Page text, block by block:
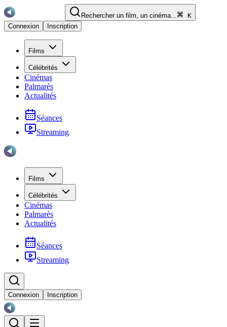
Rechercher un film, un cinéma...
K
Connexion
Inscription
Films
Célébrités
Cinémas
Palmarès
Actualités
Séances
Streaming
Films
Célébrités
Cinémas
Palmarès
Actualités
Séances
Streaming
Connexion Inscription